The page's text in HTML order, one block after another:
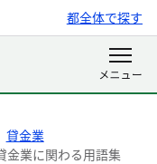
都全体で探す
貸金業
金業に関わる用語集